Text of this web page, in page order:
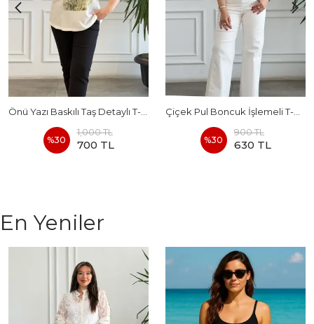
%30
1,000 TL
700 TL %30
900 TL
630 TL
En Yeniler